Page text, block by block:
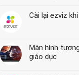
Cài lại ezviz
Màn hình
giáo dục